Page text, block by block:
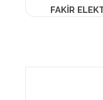
FAKİR